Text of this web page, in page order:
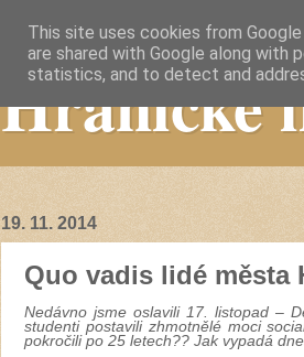
Hranické
19. 11. 2014
Quo vadis lidé města
Nedávno jsme oslavili 17. listopad –
studenti postavili zhmotnělé moci
pokročili po 25 letech?? Jak vypadá
This site uses cookies from
are shared with Google along with
statistics, and to detect and